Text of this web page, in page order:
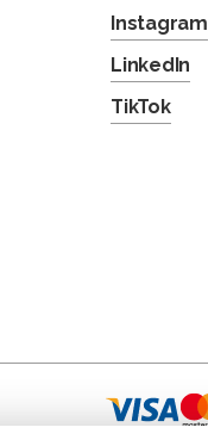
Instagram
LinkedIn
TikTok